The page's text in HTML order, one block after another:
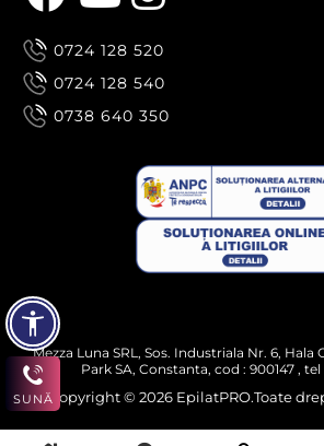
0724 128 520
0724 128 540
0738 640 350
Mezza Luna SRL, Sos. Industriala Nr. 6, Hala
Park SA, Constanta, cod : 900147 , tel
Copyright © 2026 EpilatPRO.Toate
SUNĂ